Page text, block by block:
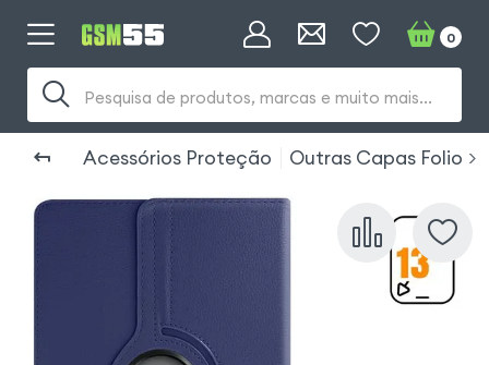
Pesquisa de produtos, marcas e muito mais...
0
Acessórios Proteção Outras Capas Folio